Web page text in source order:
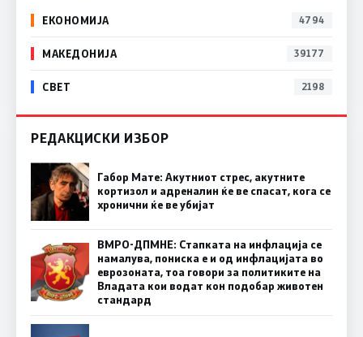
ЕКОНОМИЈА 4794
МАКЕДОНИЈА 39177
СВЕТ 2198
РЕДАКЦИСКИ ИЗБОР
Габор Мате: Акутниот стрес, акутните
кортизол и адреналин ќе ве спасат, кога се
хронични ќе ве убијат
ВМРО-ДПМНЕ: Стапката на инфлација се
намалува, пониска е и од инфлацијата во
еврозоната, тоа говори за политиките на
Владата кои водат кон подобар животен
стандард